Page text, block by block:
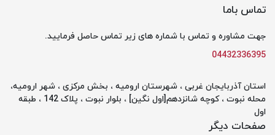
تماس باما
جهت مشاوره و تماس با شماره های زیر تماس حاصل فرمایید.
04432336395
استان آذربایجان غربی ، شهرستان ارومیه ، بخش مرکزی ، شهر ارومیه،
محله نبوت ، کوچه شانزدهم[اول نگین] ، بلوار نبوت ، پلاک 142 ، طبقه
اول
صفحات دیگر